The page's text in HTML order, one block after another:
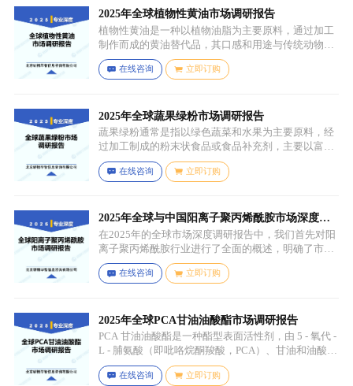
2025年全球植物性黄油市场调研报告
植物性黄油是一种以植物油脂为主要原料，通过加工
制作而成的黄油替代品，其口感和用途与传统动物黄
油较为相似，常见的有大豆油、菜籽油、椰子油、棕
榈油等，这些植物油脂经过精炼、氢化或酯交换等工
用香精、色素等，以改善口感、延长保质期和调整风
味。
在线咨询 立即订购
2025年全球蔬果绿粉市场调研报告
蔬果绿粉通常是指以绿色蔬菜和水果为主要原料，经
过加工制成的粉末状食品或食品补充剂，主要以富含
叶绿素、膳食纤维、维生素、矿物质等营养成分的绿
色蔬菜和水果为原料，常见的包括菠菜、羽衣甘蓝、
等，有时也会搭配其他颜色的蔬果（如胡萝卜、甜菜
根等）以丰富营养等绿色水果。
在线咨询 立即订购
2025年全球与中国阳离子聚丙烯酰胺市场深度调
研报告：行业趋势与投资前景分析
在2025年的全球市场深度调研报告中，我们首先对阳
离子聚丙烯酰胺行业进行了全面的概述，明确了市场
细分与应用场景。通过对细分产品的定义与特点进行
深入分析，我们揭示了关键应用场景及其客群洞察。
在线咨询 立即订购
2025年全球PCA甘油油酸酯市场调研报告
PCA 甘油油酸酯是一种酯型表面活性剂，由 5 - 氧代 -
L - 脯氨酸（即吡咯烷酮羧酸，PCA）、甘油和油酸通
过化学反应生成，化学名称为 5 - 氧代 - L - 脯氨酸 2 -
羟基 - 3-(油酰氧基) 丙酯，分子式为 C26H45NO6，分
在线咨询 立即订购